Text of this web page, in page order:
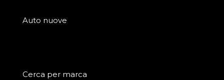
Auto nuove
Cerca per marca